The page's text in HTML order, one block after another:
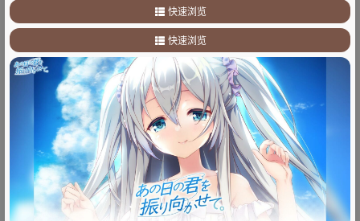
快速浏览
1.故事介绍
2.其它
快速浏览
1.故事介绍